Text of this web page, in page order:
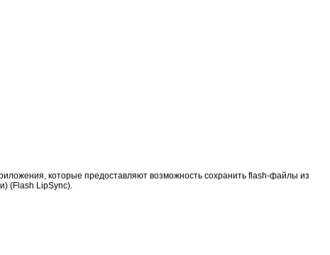
которые предоставляют возможность сохранить flash-файлы из
(Flash LipSync).